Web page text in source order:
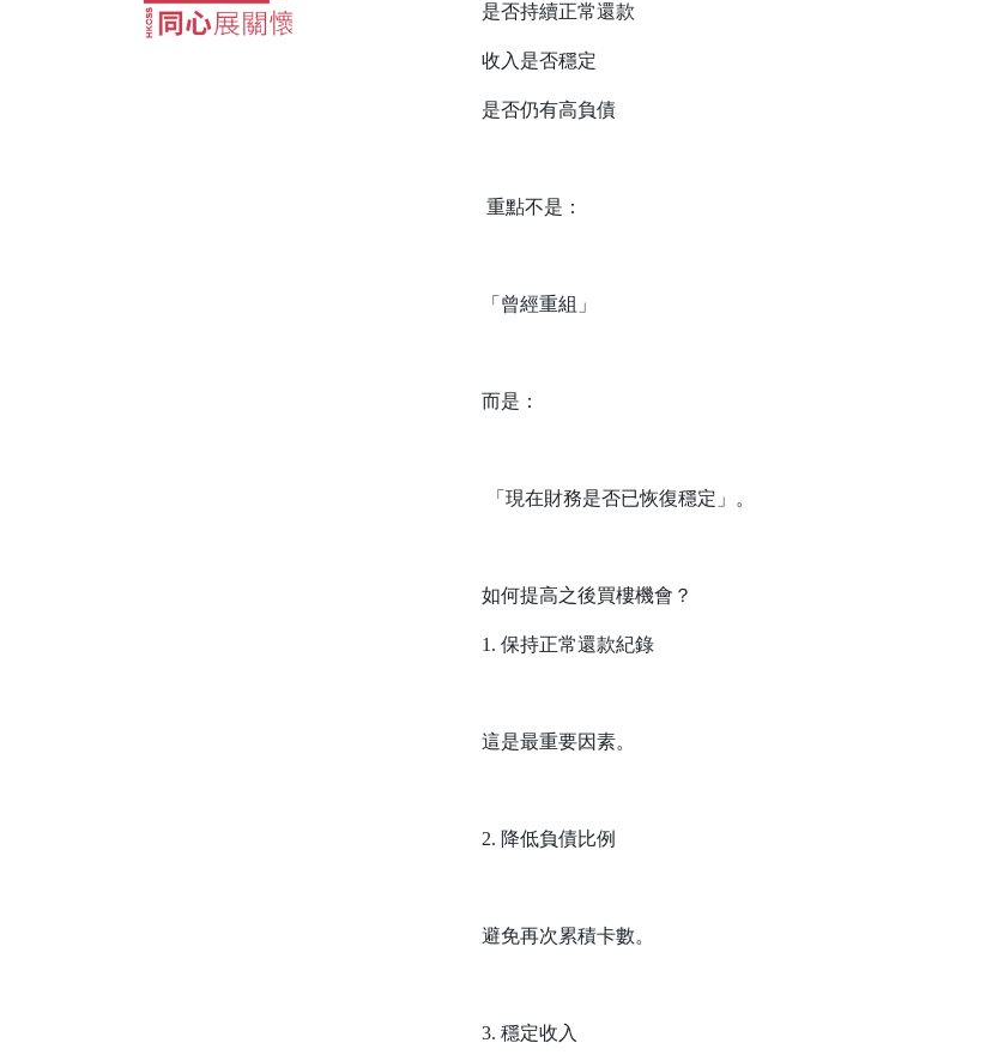
是否持續正常還款
收入是否穩定
是否仍有高負債
重點不是：
「曾經重組」
而是：
「現在財務是否已恢復穩定」。
如何提高之後買樓機會？
1. 保持正常還款紀錄
這是最重要因素。
2. 降低負債比例
避免再次累積卡數。
3. 穩定收入